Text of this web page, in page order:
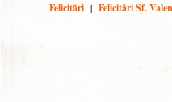
Felicitări | Felicitări Sf.